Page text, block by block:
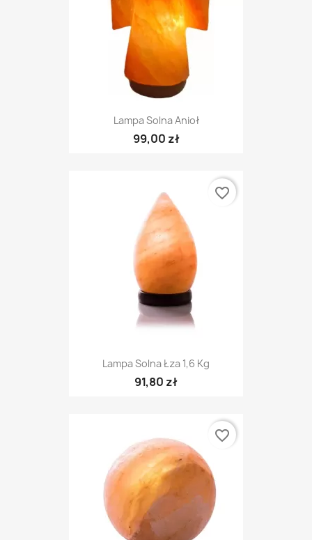
Lampa Solna Anioł
99,00 zł
Lampa Solna Łza 1,6 Kg
91,80 zł
favorite_border
favorite_border